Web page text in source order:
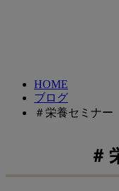
HOME
ブログ
＃栄養セミナー
＃